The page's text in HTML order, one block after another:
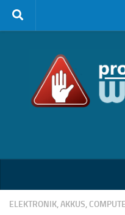
Zum Inhalt springen
ELEKTRONIK, AKKUS,